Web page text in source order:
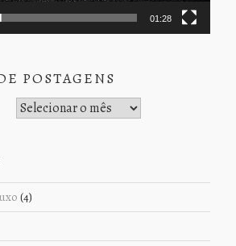
01:28
POSTAGENS
(4)